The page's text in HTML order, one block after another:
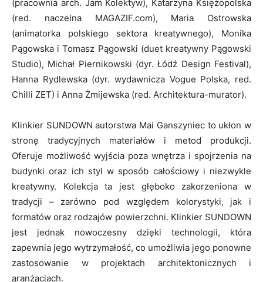
(pracownia arch. Jam Kolektyw), Katarzyna Księżopolska
(red. naczelna MAGAZIF.com), Maria Ostrowska
(animatorka polskiego sektora kreatywnego), Monika
Pągowska i Tomasz Pągowski (duet kreatywny Pągowski
Studio), Michał Piernikowski (dyr. Łódź Design Festival),
Hanna Rydlewska (dyr. wydawnicza Vogue Polska, red.
Chilli ZET) i Anna Żmijewska (red. Architektura-murator).
Klinkier SUNDOWN autorstwa Mai Ganszyniec to ukłon w
stronę tradycyjnych materiałów i metod produkcji.
Oferuje możliwość wyjścia poza wnętrza i spojrzenia na
budynki oraz ich styl w sposób całościowy i niezwykle
kreatywny. Kolekcja ta jest głęboko zakorzeniona w
tradycji – zarówno pod względem kolorystyki, jak i
formatów oraz rodzajów powierzchni. Klinkier SUNDOWN
jest jednak nowoczesny dzięki technologii, która
zapewnia jego wytrzymałość, co umożliwia jego ponowne
zastosowanie w projektach architektonicznych i
aranżacjach.